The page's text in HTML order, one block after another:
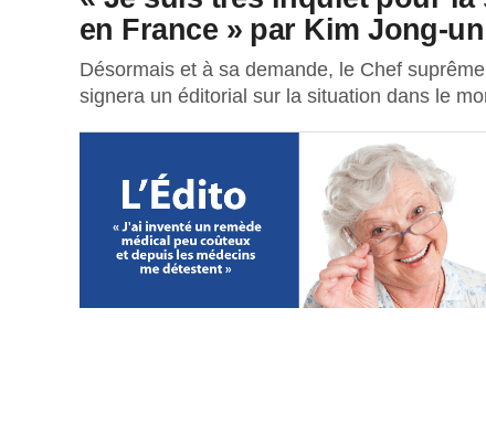
en France » par Kim Jong-un
Désormais et à sa demande, le Chef
signera un éditorial sur la situation dans le